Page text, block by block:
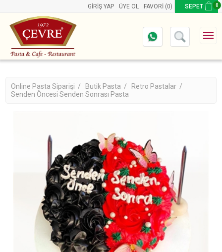
GIRIŞ YAP ÜYE OL FAVORI (0) SEPET 0
Online Pasta Siparişi / Butik Pasta /
Retro Pastalar /
Senden Öncesi Senden Sonrası Pasta